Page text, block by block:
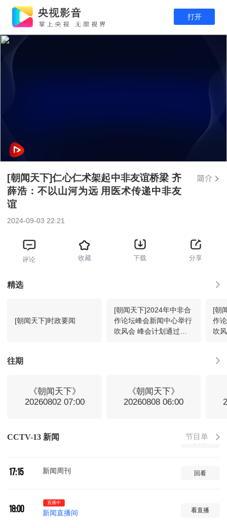
打开
[朝闻天下]仁心仁术架起中非友谊桥梁 齐
薛浩：不以山河为远 用医术传递中非友
谊
2024-09-03 22:21
评论 收藏 下载 分享
精选
[朝闻天下]时政要闻
[朝闻天下]2024年中非合
作论坛峰会新闻中心举行
吹风会 峰会计划通过两
[朝
作
吹
往期
《朝闻天下》
20260802 07:00
《朝闻天下》
20260808 06:00
CCTV-13 新闻 节目单
13:30
新闻调查
17:00 新闻直播间 回看
17:15 新闻周刊 回看
18:00
直播中
新闻直播间 看直播